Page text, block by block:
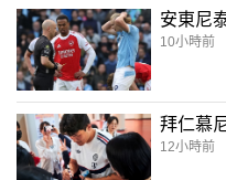
安東尼
10小時前
拜仁慕
12小時前